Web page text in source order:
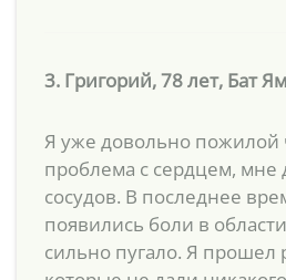
3. Григорий, 78 лет, Бат Ям
Я уже довольно пожилой
проблема с сердцем, мне
сосудов. В последнее
появились боли в
сильно пугало. Я прошел